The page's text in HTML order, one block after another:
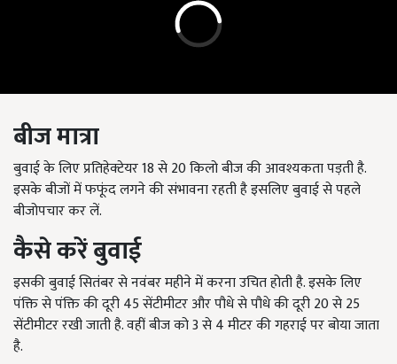
बीजमात्रा
बुवाई के लिए प्रतिहेक्टेयर 18 से 20 किलो बीज की आवश्यकता पड़ती है.
इसके बीजों में फफूंद लगने की संभावना रहती है इसलिए बुवाई से पहले
बीजोपचार कर लें.
कैसेकरेंबुवाई
इसकी बुवाई सितंबर से नवंबर महीने में करना उचित होती है. इसके लिए
पंक्ति से पंक्ति की दूरी 45 सेंटीमीटर और पौधे से पौधे की दूरी 20 से 25
सेंटीमीटर रखी जाती है. वहीं बीज को 3 से 4 मीटर की गहराई पर बोया जाता
है.